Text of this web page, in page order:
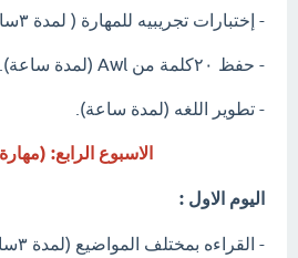
- إختبارات تجريبيه للمهارة ( لمدة ٣ساعات).
- حفظ ٢٠كلمة من Awl (لمدة ساعة).
- تطوير اللغه (لمدة ساعة).
الاسبوع الرابع:
اليوم الاول :
- القراءه بمختلف المواضيع (لمدة ٣ساعات)